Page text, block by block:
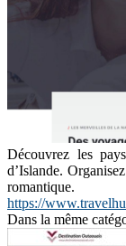
Découvrez les
d’Islande.
romantique.
https://
Dans la même